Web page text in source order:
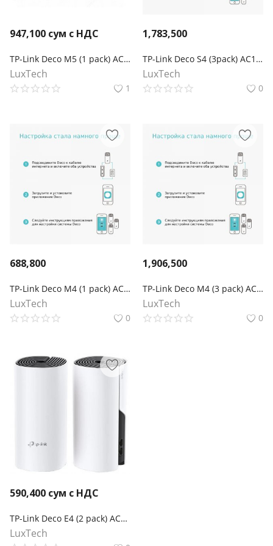
947,100 сум с НДС
TP-Link Deco M5 (1 pack) AC1300 Домашняя Mesh Wi-Fi система
LuxTech
1
1,783,500
TP-Link Deco S4 (3pack) AC1200 Домашняя Mesh Wi-Fi система
LuxTech
0
688,800
TP-Link Deco M4 (1 pack) AC1200 Домашняя Mesh Wi-Fi система
LuxTech
0
1,906,500
TP-Link Deco M4 (3 pack) AC1200 Домашняя Mesh Wi-Fi система
LuxTech
0
590,400 сум с НДС
TP-Link Deco E4 (2 pack) AC1200 Домашняя Mesh Wi-Fi система
LuxTech